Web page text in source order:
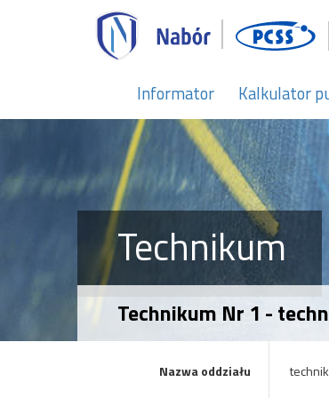
Informator Kalkulator
Technikum
Technikum Nr 1 -
Nazwa oddziału